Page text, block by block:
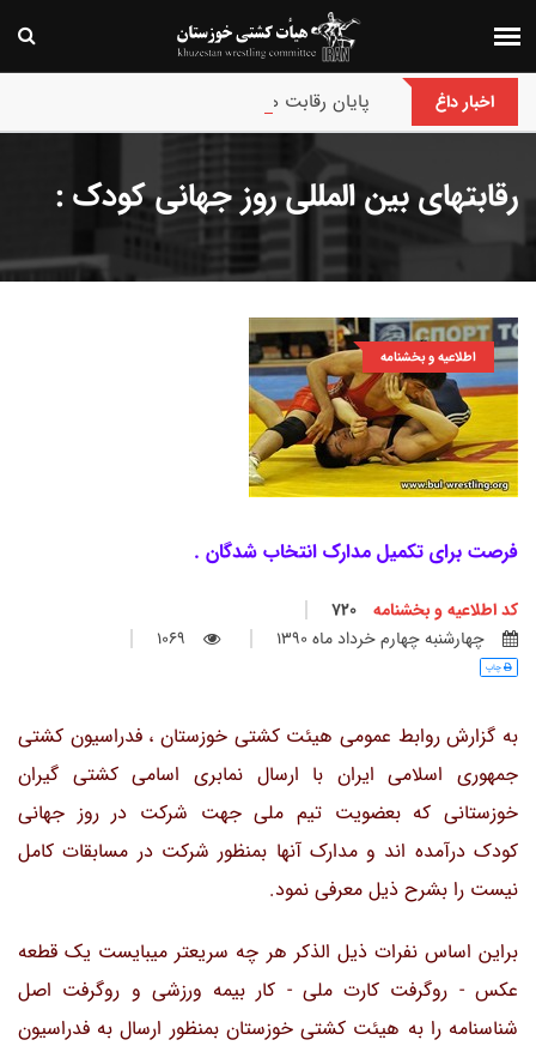
اخبار داغ پایان رقابت های بین‌المللی جام حسن گمیجی و
رقابتهای بین المللی روز جهانی کودک :
اطلاعیه و بخشنامه
فرصت برای تکمیل مدارک انتخاب شدگان .
کد اطلاعیه و بخشنامه
چهارشنبه چهارم خرداد ماه 1390
1069
چاپ
به گزارش روابط عمومی هیئت کشتی خوزستان ، فدراسیون کشتی
جمهوری اسلامی ایران با ارسال نمابری اسامی کشتی گیران
خوزستانی که بعضویت تیم ملی جهت شرکت در روز جهانی
کودک درآمده اند و مدارک آنها بمنظور شرکت در مسابقات کامل
نیست را بشرح ذیل معرفی نمود.
براین اساس نفرات ذیل الذکر هر چه سریعتر میبایست یک قطعه
عکس - روگرفت کارت ملی - کار بیمه ورزشی و روگرفت اصل
شناسنامه را به هیئت کشتی خوزستان بمنظور ارسال به فدراسیون